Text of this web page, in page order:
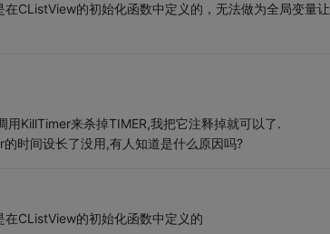
CListView的初始化函数中定义的，无法做为全局变量让
KillTimer来杀掉TIMER,我把它注释掉就可以了.
时间设长了没用,有人知道是什么原因吗?
CListView的初始化函数中定义的